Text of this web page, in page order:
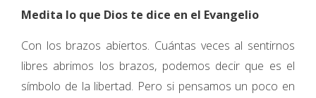
Medita lo que Dios te dice en el Evangelio
Con los brazos abiertos. Cuántas veces al sentirnos
libres abrimos los brazos, podemos decir que es el
símbolo de la libertad. Pero si pensamos un poco en